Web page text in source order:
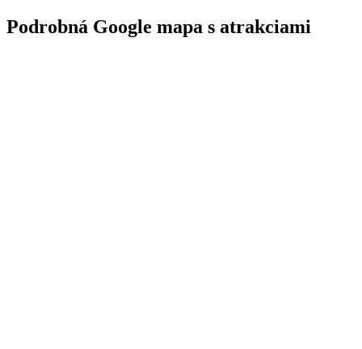
Podrobná Google mapa s atrakciami